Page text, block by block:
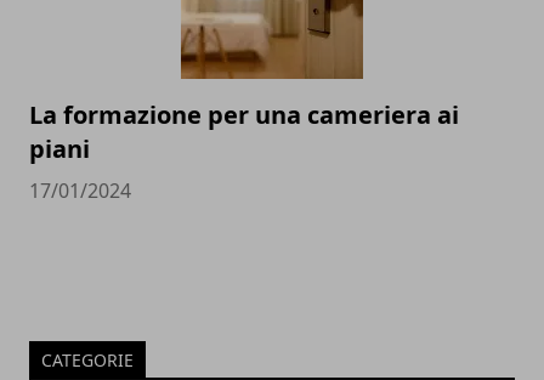
La formazione per una cameriera ai
piani
17/01/2024
CATEGORIE